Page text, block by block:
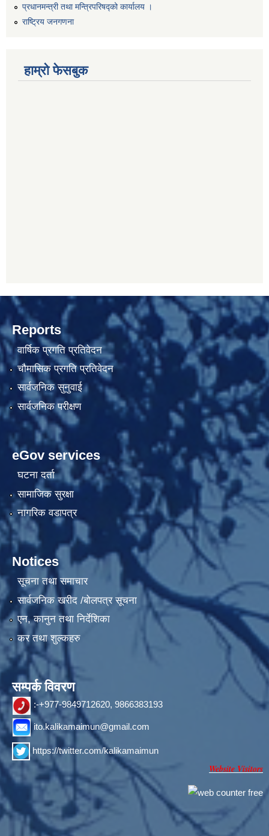
प्रधानमन्त्री तथा मन्त्रिपरिषद्को कार्यालय ।
राष्ट्रिय जनगणना
हाम्रो फेसबुक
Reports
वार्षिक प्रगति प्रतिवेदन
चौमासिक प्रगति प्रतिवेदन
सार्वजनिक सुनुवाई
सार्वजनिक परीक्षण
eGov services
घटना दर्ता
सामाजिक सुरक्षा
नागरिक वडापत्र
Notices
सूचना तथा समाचार
सार्वजनिक खरीद /बोलपत्र सूचना
एन, कानुन तथा निर्देशिका
कर तथा शुल्कहरु
सम्पर्क विवरण
:-+977-9849712620, 9866383193
ito.kalikamaimun@gmail.com
https://twitter.com/kalikamaimun
Website Visitors